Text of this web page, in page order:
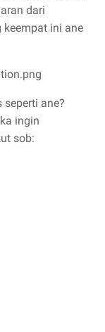
dari
keempat ini ane
ane?
ingin
sob: